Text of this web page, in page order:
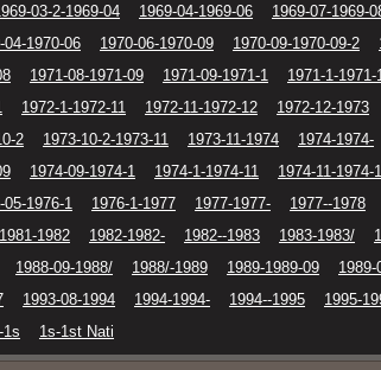
03-2-1969-04 1969-04-1969-06 1969-07-1969-
04-1970-06 1970-06-1970-09 1970-09-1970-09-2
1971-08-1971-09 1971-09-1971-1 1971-1-1971-
1972-1-1972-11 1972-11-1972-12 1972-12-1973
2 1973-10-2-1973-11 1973-11-1974 1974-1974-
1974-09-1974-1 1974-1-1974-11 1974-11-1974-
05-1976-1 1976-1-1977 1977-1977- 1977--1978
1981-1982 1982-1982- 1982--1983 1983-1983/
1988-09-1988/ 1988/-1989 1989-1989-09 1989-
1993-08-1994 1994-1994- 1994--1995 1995-
1s 1s-1st Nati